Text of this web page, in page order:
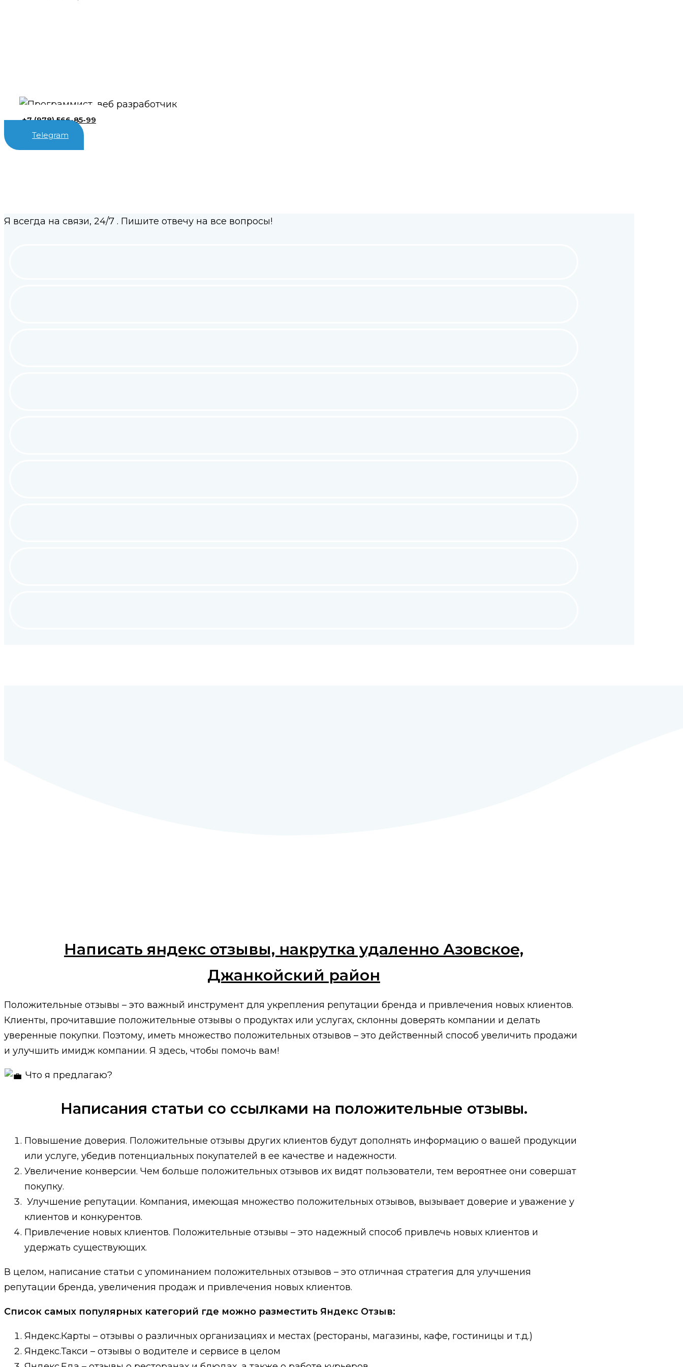
+7 (978) 566-85-99
Telegram
Я всегда на связи, 24/7 . Пишите отвечу на все вопросы!
Написать яндекс отзывы, накрутка удаленно Азовское,
Джанкойский район
Положительные отзывы – это важный инструмент для укрепления репутации бренда и привлечения новых клиентов.
Клиенты, прочитавшие положительные отзывы о продуктах или услугах, склонны доверять компании и делать
уверенные покупки. Поэтому, иметь множество положительных отзывов – это действенный способ увеличить продажи
и улучшить имидж компании. Я здесь, чтобы помочь вам!
Что я предлагаю?
Написания статьи со ссылками на положительные отзывы.
Повышение доверия. Положительные отзывы других клиентов будут дополнять информацию о вашей продукции
или услуге, убедив потенциальных покупателей в ее качестве и надежности.
Увеличение конверсии. Чем больше положительных отзывов их видят пользователи, тем вероятнее они совершат
покупку.
Улучшение репутации. Компания, имеющая множество положительных отзывов, вызывает доверие и уважение у
клиентов и конкурентов.
Привлечение новых клиентов. Положительные отзывы – это надежный способ привлечь новых клиентов и
удержать существующих.
В целом, написание статьи с упоминанием положительных отзывов – это отличная стратегия для улучшения
репутации бренда, увеличения продаж и привлечения новых клиентов.
Список самых популярных категорий где можно разместить Яндекс Отзыв:
Яндекс.Карты – отзывы о различных организациях и местах (рестораны, магазины, кафе, гостиницы и т.д.)
Яндекс.Такси – отзывы о водителе и сервисе в целом